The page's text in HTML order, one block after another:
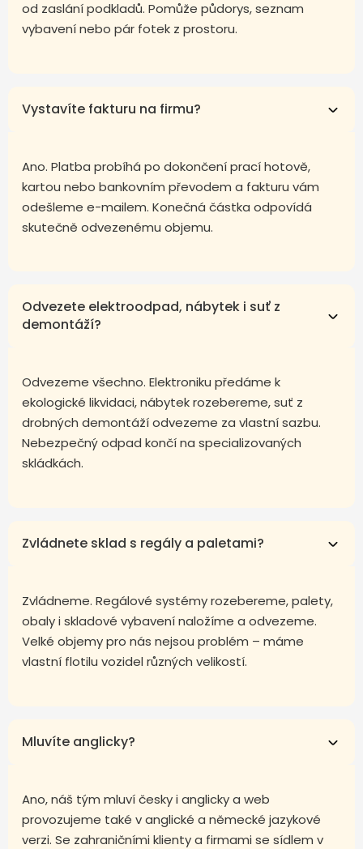
od zaslání podkladů. Pomůže půdorys, seznam
vybavení nebo pár fotek z prostoru.
Vystavíte fakturu na firmu?
Ano. Platba probíhá po dokončení prací hotově,
kartou nebo bankovním převodem a fakturu vám
odešleme e-mailem. Konečná částka odpovídá
skutečně odvezenému objemu.
Odvezete elektroodpad, nábytek i suť z
demontáží?
Odvezeme všechno. Elektroniku předáme k
ekologické likvidaci, nábytek rozebereme, suť z
drobných demontáží odvezeme za vlastní sazbu.
Nebezpečný odpad končí na specializovaných
skládkách.
Zvládnete sklad s regály a paletami?
Zvládneme. Regálové systémy rozebereme, palety,
obaly i skladové vybavení naložíme a odvezeme.
Velké objemy pro nás nejsou problém – máme
vlastní flotilu vozidel různých velikostí.
Mluvíte anglicky?
Ano, náš tým mluví česky i anglicky a web
provozujeme také v anglické a německé jazykové
verzi. Se zahraničními klienty a firmami se sídlem v